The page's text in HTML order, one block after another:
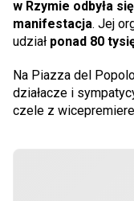
w Rzymie odbyła
manifestacja. Jej
udział ponad 80
Na Piazza del
działacze i
czele z